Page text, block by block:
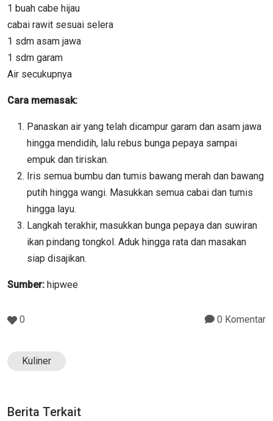
1 buah cabe hijau
cabai rawit sesuai selera
1 sdm asam jawa
1 sdm garam
Air secukupnya
Cara memasak:
Panaskan air yang telah dicampur garam dan asam jawa
hingga mendidih, lalu rebus bunga pepaya sampai
empuk dan tiriskan.
Iris semua bumbu dan tumis bawang merah dan bawang
putih hingga wangi. Masukkan semua cabai dan tumis
hingga layu.
Langkah terakhir, masukkan bunga pepaya dan suwiran
ikan pindang tongkol. Aduk hingga rata dan masakan
siap disajikan.
Sumber: hipwee
0 0 Komentar
Kuliner
Berita Terkait